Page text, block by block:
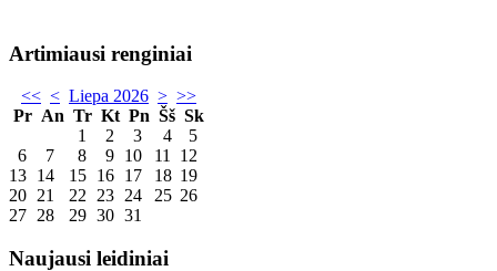
Artimiausi renginiai
<< < Liepa 2026 > >>
Pr An Tr Kt Pn Šš Sk
1
2 3 4
5
6
7 8 9 10 11
12
13 14 15 16 17 18 19
20 21 22 23 24 25 26
27 28 29 30 31
Naujausi leidiniai